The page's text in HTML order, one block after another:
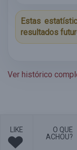
Estas
resultados
Ver histórico
LIKE
O QUE
ACHOU?